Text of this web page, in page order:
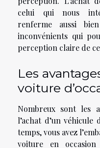
celui qui nous
renferme aussi
inconvénients qui
perception claire de
Les
voiture
Nombreux sont les
l’achat d’un véhicule
temps, vous avez
voiture en